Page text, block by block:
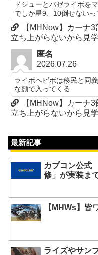
ドシューとバゼライボを
でしか星9、10倒せないっ
【MHNow】カーナ
立ち上がらないから見
匿名
2026.07.26
ライボヘビボは移民と同
な顔で入ってくる
【MHNow】カーナ
立ち上がらないから見
最新記事
カプコン公式
修」が実装ま
【MHWs】皆
ライズやサン